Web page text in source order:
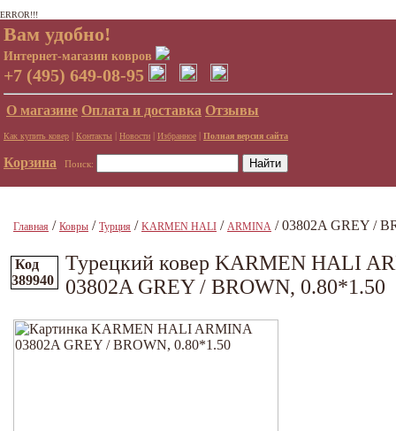
ERROR!!!
Вам удобно!
Интернет-магазин ковров
+7 (495) 649-08-95
О магазине Оплата и доставка Отзывы
Как купить ковер | Контакты | Новости | Избранное | Полная версия сайта
Корзина Поиск:
Главная / Ковры / Турция / KARMEN HALI / ARMINA / 03802A GREY /
Код
389940
Турецкий ковер KARMEN HALI
03802A GREY / BROWN, 0.80*1.50